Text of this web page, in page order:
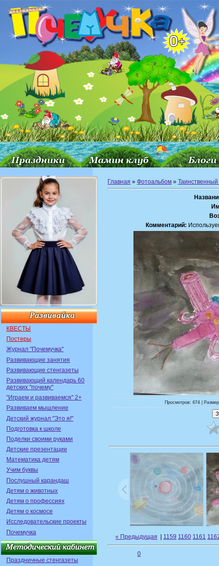
КВЕСТЫ
Постеры
Журнал "Почемучка"
Развивающие занятия
Развивающие стенгазеты
Развивающий календарь 60
детских "почему"
"Играем и развиваемся" 2+
Развиваем мышление
Детский журнал "Это я!"
Подготовка к школе
Поделки своими руками
Детские презентации
Математика детям
Учим буквы
Послушный карандаш
Детям о животных
Детям о профессиях
Детям о космосе
Исследовательские проекты
Почемучка
Праздничные стенгазеты
Главная » Фотоальбом »
Комментарий:
Просмотров: 674 |
« Предыдущая 1159 1160 1161
0